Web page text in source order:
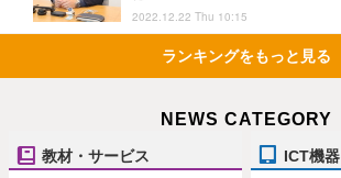
2022.12.22 Thu 10:15
ランキングをもっと見る
NEWS CATEGORY
教材・サービス ICT機器